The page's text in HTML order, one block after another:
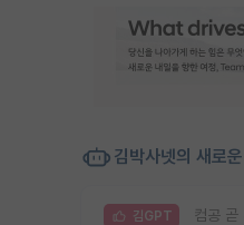
김박사넷의 새로
김GPT 컴공